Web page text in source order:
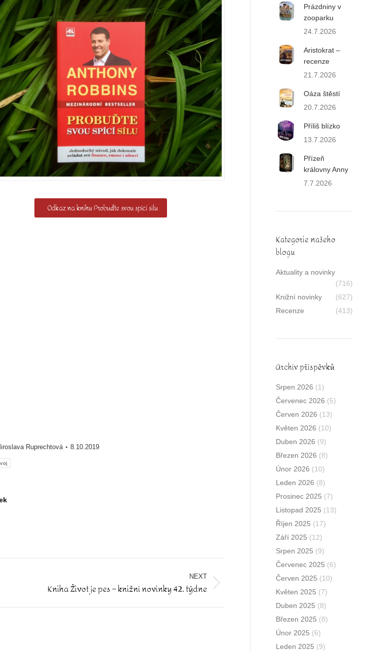
Odkaz na knihu Probuďte svou spící sílu
Ruprechtová 8.10.2019
NEXT
Kniha Život je pes – knižní novinky 42. týdne
Prázdniny v
zooparku
24.7.2026
Aristokrat –
recenze
21.7.2026
Oáza štěstí
20.7.2026
Příliš blízko
13.7.2026
Přízeň
královny Anny
7.7.2026
Kategorie našeho
blogu
Aktuality a novinky
(716)
Knižní novinky
(627)
Recenze
(413)
Archív příspěvků
Srpen 2026 (1)
Červenec 2026 (5)
Červen 2026 (13)
Květen 2026 (10)
Duben 2026 (9)
Březen 2026 (8)
Únor 2026 (10)
Leden 2026 (8)
Prosinec 2025 (7)
Listopad 2025 (13)
Říjen 2025 (17)
Září 2025 (12)
Srpen 2025 (9)
Červenec 2025 (6)
Červen 2025 (10)
Květen 2025 (7)
Duben 2025 (8)
Březen 2025 (8)
Únor 2025 (6)
Leden 2025 (9)